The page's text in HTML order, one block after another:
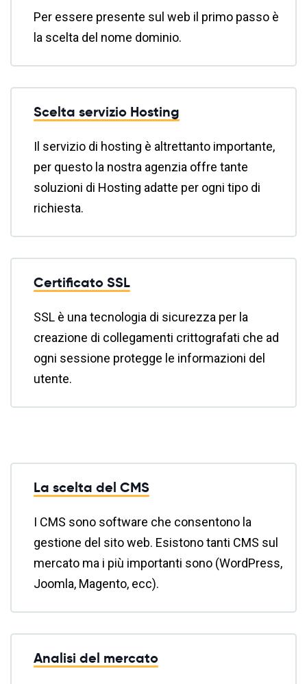
Per essere presente sul web il primo passo è
la scelta del nome dominio.
Scelta servizio Hosting
Il servizio di hosting è altrettanto importante,
per questo la nostra agenzia offre tante
soluzioni di Hosting adatte per ogni tipo di
richiesta.
Certificato SSL
SSL è una tecnologia di sicurezza per la
creazione di collegamenti crittografati che ad
ogni sessione protegge le informazioni del
utente.
La scelta del CMS
I CMS sono software che consentono la
gestione del sito web. Esistono tanti CMS sul
mercato ma i più importanti sono (WordPress,
Joomla, Magento, ecc).
Analisi del mercato